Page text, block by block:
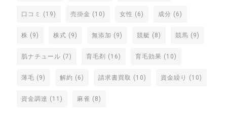
口コミ (19) 売掛金 (10) 女性 (6) 成分 (6)
株 (9) 株式 (9) 無添加 (9) 競艇 (8) 競馬 (9)
肌ナチュール (7) 育毛剤 (16) 育毛効果 (10)
薄毛 (9) 解約 (6) 請求書買取 (10) 資金繰り (10)
資金調達 (11) 麻雀 (8)